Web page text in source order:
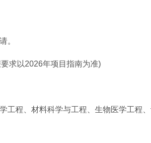
。
求以2026年项目指南为准)
程、材料科学与工程、生物医学工程